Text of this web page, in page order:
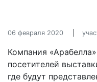
06 февраля 2020
Компания
посетителей
где будут